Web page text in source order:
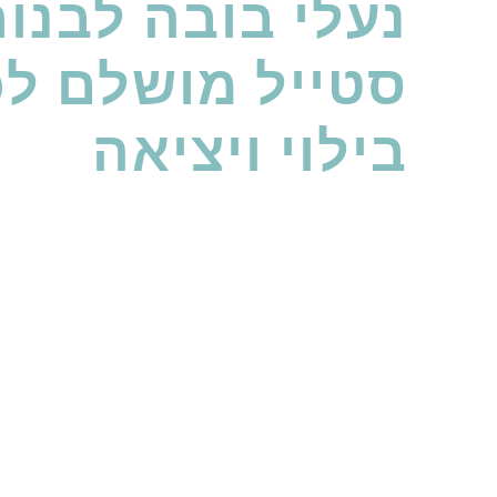
סטייל מושלם
בילוי ויציאה